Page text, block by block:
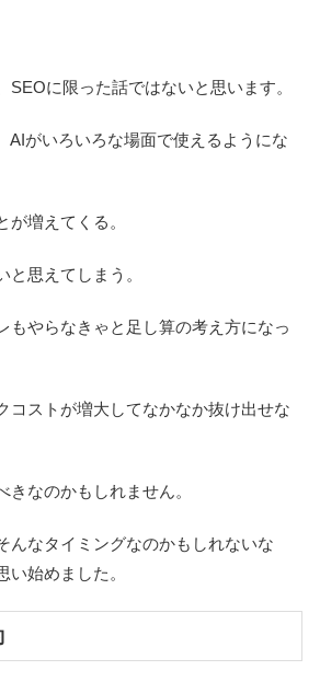
SEOに限った話ではないと思います。
AIがいろいろな場面で使えるようにな
が増えてくる。
と思えてしまう。
もやらなきゃと足し算の考え方になっ
コストが増大してなかなか抜け出せな
きなのかもしれません。
んなタイミングなのかもしれないな
い始めました。